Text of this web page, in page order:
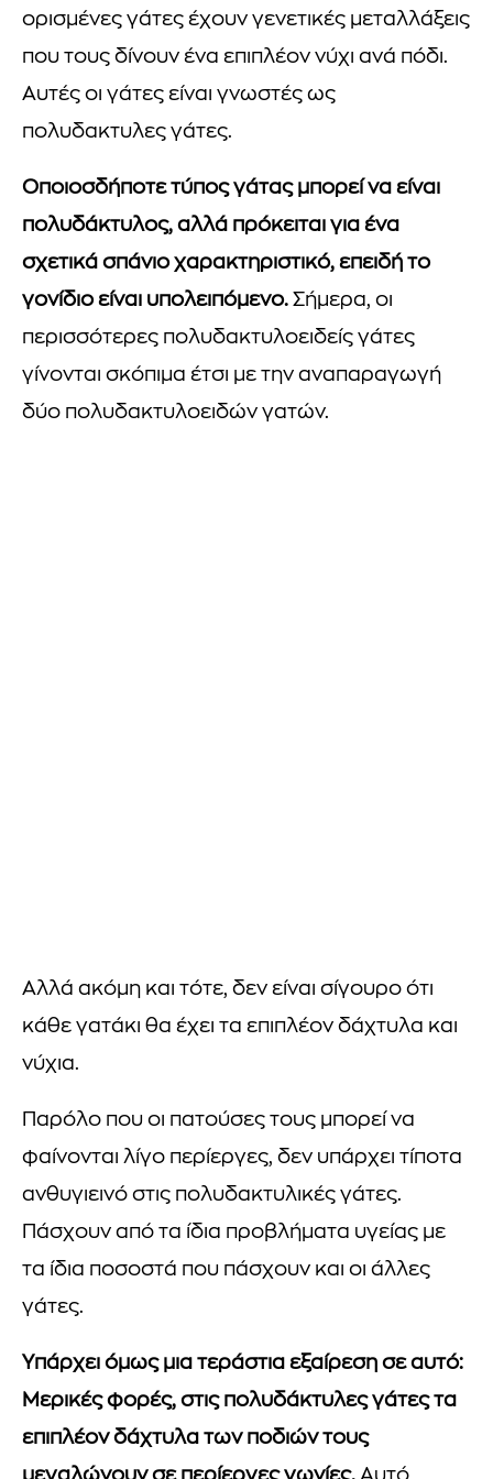
ορισμένες γάτες έχουν γενετικές μεταλλάξεις
που τους δίνουν ένα επιπλέον νύχι ανά πόδι.
Αυτές οι γάτες είναι γνωστές ως
πολυδακτυλες γάτες.
Οποιοσδήποτε τύπος γάτας μπορεί να είναι
πολυδάκτυλος, αλλά πρόκειται για ένα
σχετικά σπάνιο χαρακτηριστικό, επειδή το
γονίδιο είναι υπολειπόμενο. Σήμερα, οι
περισσότερες πολυδακτυλοειδείς γάτες
γίνονται σκόπιμα έτσι με την αναπαραγωγή
δύο πολυδακτυλοειδών γατών.
Αλλά ακόμη και τότε, δεν είναι σίγουρο ότι
κάθε γατάκι θα έχει τα επιπλέον δάχτυλα και
νύχια.
Παρόλο που οι πατούσες τους μπορεί να
φαίνονται λίγο περίεργες, δεν υπάρχει τίποτα
ανθυγιεινό στις πολυδακτυλικές γάτες.
Πάσχουν από τα ίδια προβλήματα υγείας με
τα ίδια ποσοστά που πάσχουν και οι άλλες
γάτες.
Υπάρχει όμως μια τεράστια εξαίρεση σε αυτό:
Μερικές φορές, στις πολυδάκτυλες γάτες τα
επιπλέον δάχτυλα των ποδιών τους